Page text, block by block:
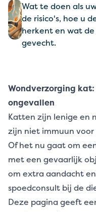
Wat te doen als
de risico's, hoe u
herkent en wat
gevecht.
Wondverzorging
ongevallen
Katten zijn lenige en
zijn niet immuun
Of het nu gaat om
met een gevaarlijk
om extra aandacht
spoedconsult bij de
Deze pagina geeft